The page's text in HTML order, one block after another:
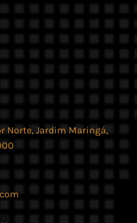
Norte, Jardim Maringá,